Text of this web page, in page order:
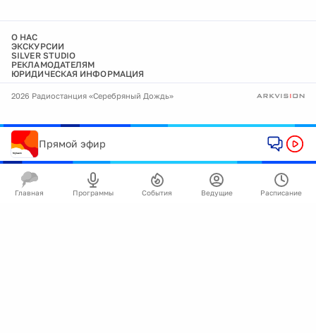
О НАС
ЭКСКУРСИИ
SILVER STUDIO
РЕКЛАМОДАТЕЛЯМ
ЮРИДИЧЕСКАЯ ИНФОРМАЦИЯ
2026 Радиостанция «Серебряный Дождь»
Прямой эфир
Главная Программы События Ведущие Расписание